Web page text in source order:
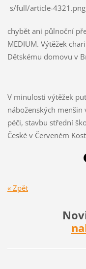
chybět ani půlnoční
MEDIUM. Výtěžek
Dětskému domovu v
V minulosti výtěžek
náboženských menšin
péči, stavbu střední
České v Červeném
« Zpět